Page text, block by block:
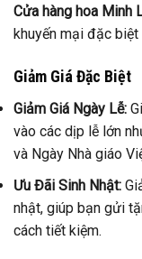
Cửa hàng hoa Minh
khuyến mại đặc biệt
Giảm Giá Đặc Biệt
Giảm Giá Ngày Lễ:
vào các dịp lễ lớn
và Ngày Nhà giáo
Ưu Đãi Sinh Nhật:
nhật, giúp bạn gửi
cách tiết kiệm.